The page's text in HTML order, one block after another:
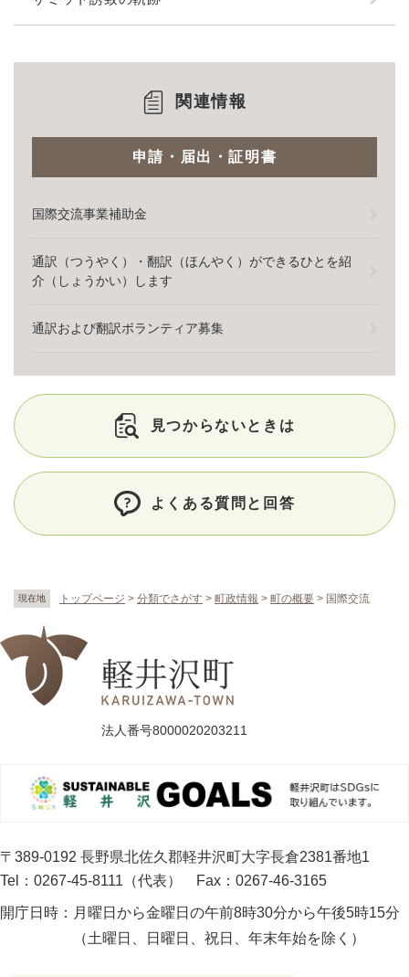
現在地 トップページ > 分類でさがす > 町政情報 > 町の概要 > 国際交流
関連情報
申請・届出・証明書
国際交流事業補助金
通訳（つうやく）・翻訳（ほんやく）ができるひとを紹
介（しょうかい）します
通訳および翻訳ボランティア募集
見つからないときは
よくある質問と回答
法人番号8000020203211
〒389-0192 長野県北佐久郡軽井沢町大字長倉2381番地1
Tel：0267-45-8111（代表）
Fax：0267-46-3165
開庁日時： 月曜日から金曜日の午前8時30分から午後5時15分
（土曜日、日曜日、祝日、年末年始を除く）